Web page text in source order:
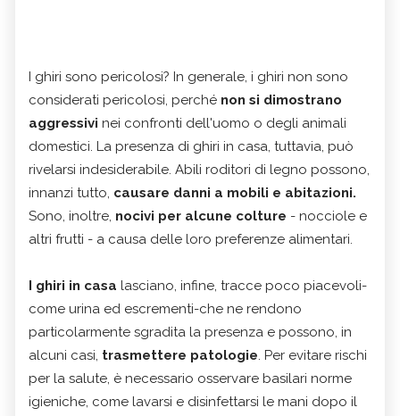
I ghiri sono pericolosi? In generale, i ghiri non sono
considerati pericolosi, perché non si dimostrano
aggressivi nei confronti dell'uomo o degli animali
domestici. La presenza di ghiri in casa, tuttavia, può
rivelarsi indesiderabile. Abili roditori di legno possono,
innanzi tutto, causare danni a mobili e abitazioni.
Sono, inoltre, nocivi per alcune colture - nocciole e
altri frutti - a causa delle loro preferenze alimentari.
I ghiri in casa lasciano, infine, tracce poco piacevoli-
come urina ed escrementi-che ne rendono
particolarmente sgradita la presenza e possono, in
alcuni casi, trasmettere patologie. Per evitare rischi
per la salute, è necessario osservare basilari norme
igieniche, come lavarsi e disinfettarsi le mani dopo il